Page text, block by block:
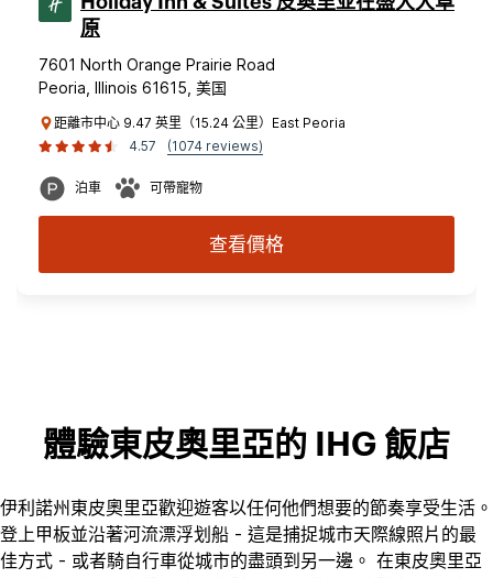
原
7601 North Orange Prairie Road
Peoria, Illinois 61615, 美国
距離市中心 9.47 英里（15.24 公里）East Peoria
4.57
(1074 reviews)
泊車 可帶寵物
查看價格
體驗東皮奧里亞的 IHG 飯店
伊利諾州東皮奧里亞歡迎遊客以任何他們想要的節奏享受生活。
登上甲板並沿著河流漂浮划船 - 這是捕捉城市天際線照片的最
佳方式 - 或者騎自行車從城市的盡頭到另一邊。 在東皮奧里亞